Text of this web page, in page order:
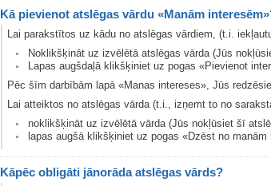
Kā pievienot atslēgas vārdu «Manām
Lai parakstītos uz kādu no atslēgas vārdiem, (t.i.
Noklikšķināt uz izvēlētā atslēgas vārda (Jūs
Lapas augšdaļā klikšķiniet uz pogas «Pievienot
Pēc šīm darbībām lapā «Manas intereses», Jūs
Lai atteiktos no atslēgas vārda (t.i., izņemt to no
noklikšķināt uz izvēlētā vārda (Jūs nokļūsiet šī
lapas augšā klikšķiniet uz pogas «Dzēst no manām
Kāpēc obligāti jānorāda atslēgas vārds?